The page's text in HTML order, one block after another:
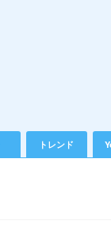
トレンド